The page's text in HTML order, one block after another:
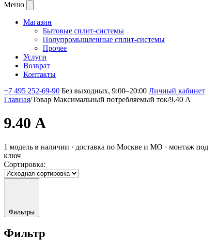
Меню
Магазин
Бытовые сплит-системы
Полупромышленные сплит-системы
Прочее
Услуги
Возврат
Контакты
+7 495 252-69-90 Без выходных, 9:00–20:00 Личный кабинет
Главная/Товар Максимальный потребляемый ток/9.40 А
9.40 А
1 модель в наличии · доставка по Москве и МО · монтаж под
ключ
Сортировка:
Фильтры
Фильтр